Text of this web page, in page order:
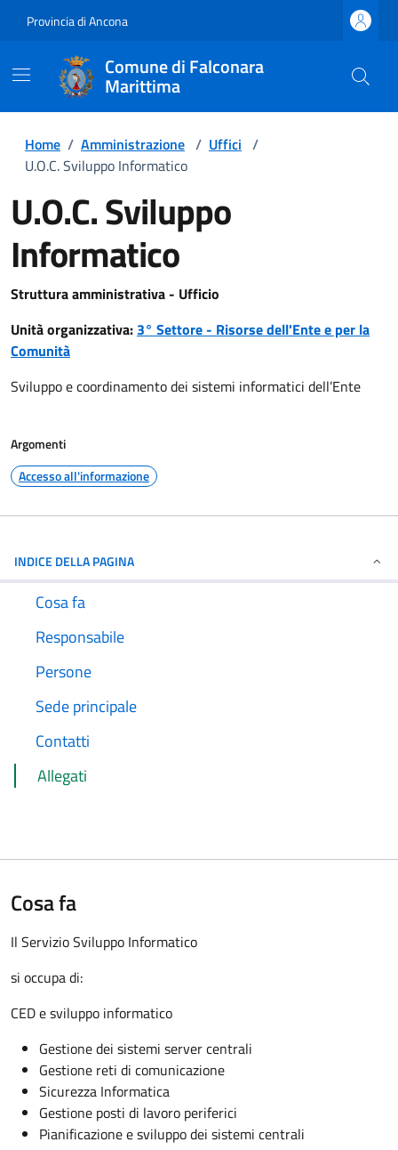
Provincia di Ancona
Comune di Falconara
Marittima
Home / Amministrazione / Uffici /
U.O.C. Sviluppo Informatico
U.O.C. Sviluppo
Informatico
Struttura amministrativa - Ufficio
Unità organizzativa: 3° Settore - Risorse dell'Ente e per la
Comunità
Sviluppo e coordinamento dei sistemi informatici dell’Ente
Argomenti
Accesso all'informazione
INDICE DELLA PAGINA
Cosa fa
Responsabile
Persone
Sede principale
Contatti
Allegati
Cosa fa
Il Servizio Sviluppo Informatico
si occupa di:
CED e sviluppo informatico
Gestione dei sistemi server centrali
Gestione reti di comunicazione
Sicurezza Informatica
Gestione posti di lavoro periferici
Pianificazione e sviluppo dei sistemi centrali